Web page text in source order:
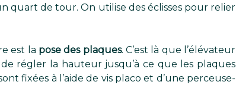
quart de tour. On utilise des éclisses pour relier
est la pose des plaques. C’est là que l’élévateur
régler la hauteur jusqu’à ce que les plaques
fixées à l’aide de vis placo et d’une perceuse-